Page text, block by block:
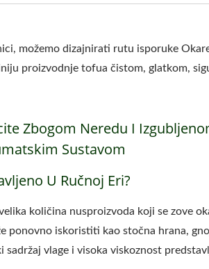
možemo dizajnirati rutu isporuke
proizvodnje tofua čistom, glatkom,
Zbogom Neredu I
Sustavom
U Ručnoj Eri?
količina nusproizvoda koji se zove
ponovno iskoristiti kao stočna hrana,
vlage i visoka viskoznost